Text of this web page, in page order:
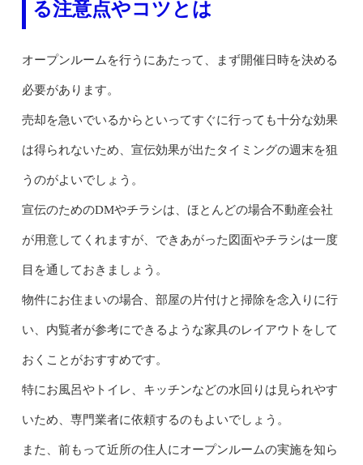
る注意点やコツとは
オープンルームを行うにあたって、まず開催日時を決める
必要があります。
売却を急いでいるからといってすぐに行っても十分な効果
は得られないため、宣伝効果が出たタイミングの週末を狙
うのがよいでしょう。
宣伝のためのDMやチラシは、ほとんどの場合不動産会社
が用意してくれますが、できあがった図面やチラシは一度
目を通しておきましょう。
物件にお住まいの場合、部屋の片付けと掃除を念入りに行
い、内覧者が参考にできるような家具のレイアウトをして
おくことがおすすめです。
特にお風呂やトイレ、キッチンなどの水回りは見られやす
いため、専門業者に依頼するのもよいでしょう。
また、前もって近所の住人にオープンルームの実施を知ら